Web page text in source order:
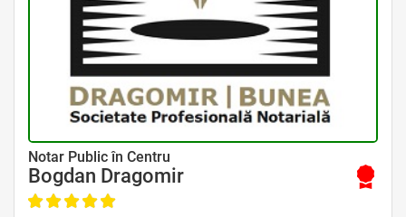
Avocat Specializat în Drept Civil • Avocat Specializat în Dreptul Familiei
Notar Public în Centru
Bogdan Dragomir